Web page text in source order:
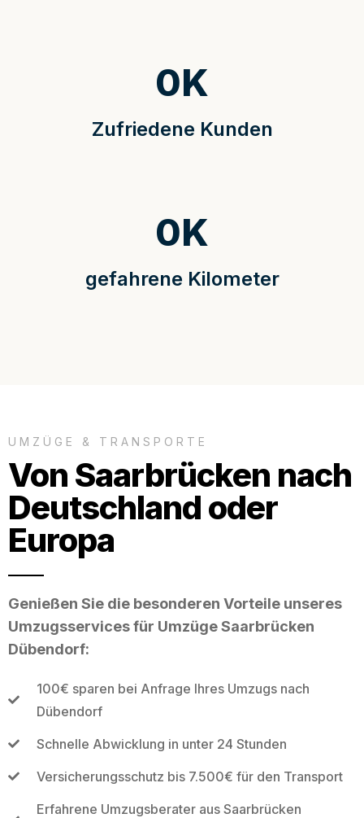
Zufriedene Kunden
0K
gefahrene Kilometer
0K
UMZÜGE & TRANSPORTE
Von Saarbrücken nach
Deutschland oder
Europa
Genießen Sie die besonderen Vorteile unseres
Umzugsservices für Umzüge Saarbrücken
Dübendorf:
100€ sparen bei Anfrage Ihres Umzugs nach
Dübendorf
Schnelle Abwicklung in unter 24 Stunden
Versicherungsschutz bis 7.500€ für den Transport
Erfahrene Umzugsberater aus Saarbrücken